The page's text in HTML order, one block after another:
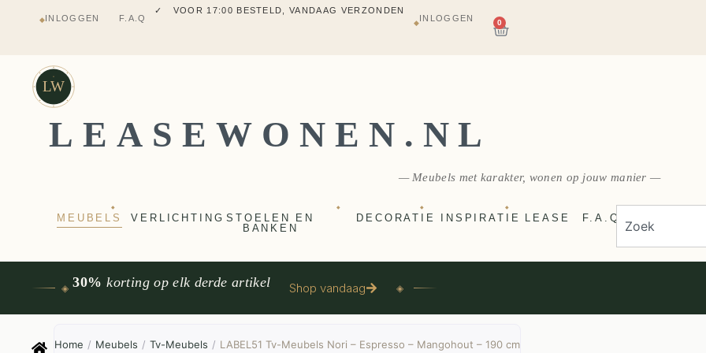
◆INLOGGEN F.A.Q
✓ MEUBELS UIT VT WONEN
◆INLOGGEN 0
LW
LEASEWONEN.NL
— Meubels met karakter, wonen op jouw manier —
MEUBELS
◆
VERLICHTING STOELEN EN
BANKEN
◆
DECORATIE
◆
INSPIRATIE
◆
LEASE F.A.Q
◈ 30% korting op elk derde artikel Shop vandaag ◈
Home / Meubels / Tv-Meubels / LABEL51 Tv-Meubels Nori – Espresso – Mangohout – 190 cm